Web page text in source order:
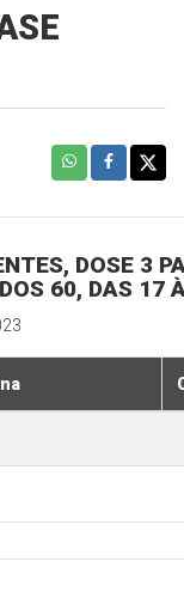
DOSE 3
60, DAS 17